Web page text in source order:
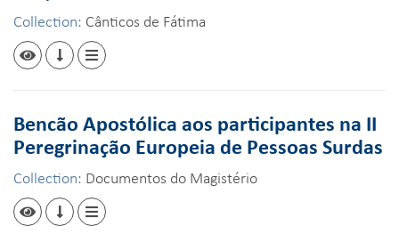
Collection: Cânticos de Fátima
Bencão Apostólica aos participantes na II
Peregrinação Europeia de Pessoas Surdas
Collection: Documentos do Magistério